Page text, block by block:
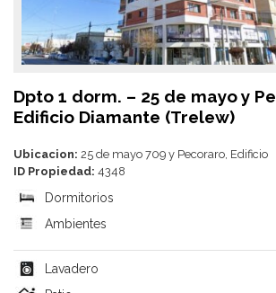
Dpto 1 dorm. – 25 de mayo y
Edificio Diamante (Trelew)
Ubicacion: 25 de mayo 709 y Pecoraro, Edificio
ID Propiedad: 4348
Dormitorios
Ambientes
Lavadero